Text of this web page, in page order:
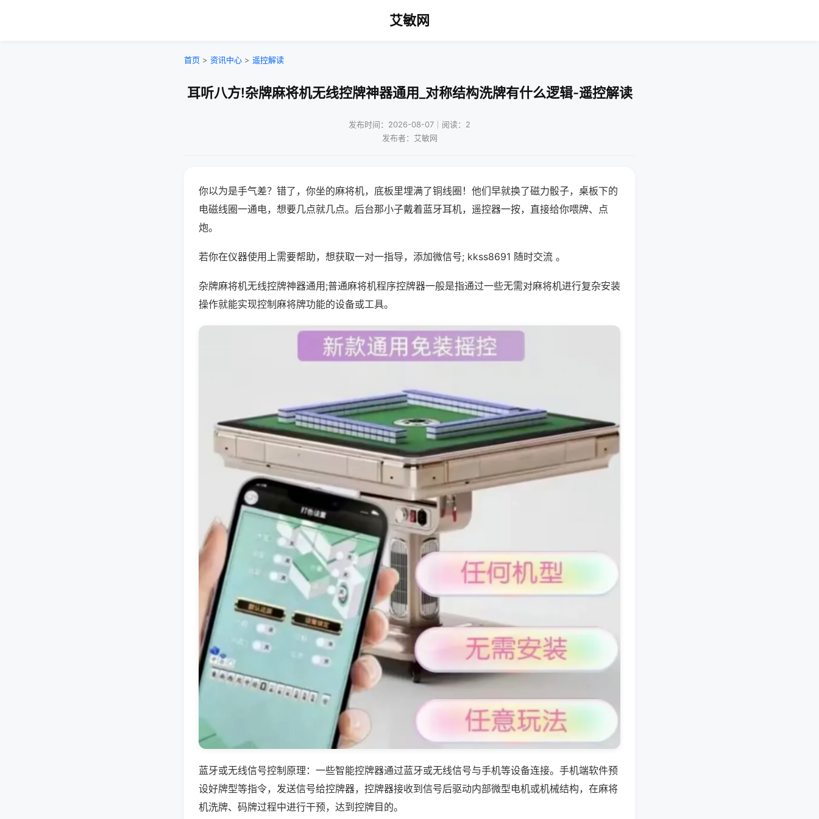
艾敏网
首页 > 资讯中心 > 遥控解读
耳听八方!杂牌麻将机无线控牌神器通用_对称结构洗牌有什么逻辑-遥控解读
发布时间：2026-08-07｜阅读：2
发布者：艾敏网
你以为是手气差？错了，你坐的麻将机，底板里埋满了铜线圈！他们早就换了磁力骰子，桌板下的
电磁线圈一通电，想要几点就几点。后台那小子戴着蓝牙耳机，遥控器一按，直接给你喂牌、点
炮。
若你在仪器使用上需要帮助，想获取一对一指导，添加微信号; kkss8691 随时交流 。
杂牌麻将机无线控牌神器通用;普通麻将机程序控牌器一般是指通过一些无需对麻将机进行复杂安装
操作就能实现控制麻将牌功能的设备或工具。
蓝牙或无线信号控制原理：一些智能控牌器通过蓝牙或无线信号与手机等设备连接。手机端软件预
设好牌型等指令，发送信号给控牌器，控牌器接收到信号后驱动内部微型电机或机械结构，在麻将
机洗牌、码牌过程中进行干预，达到控牌目的。